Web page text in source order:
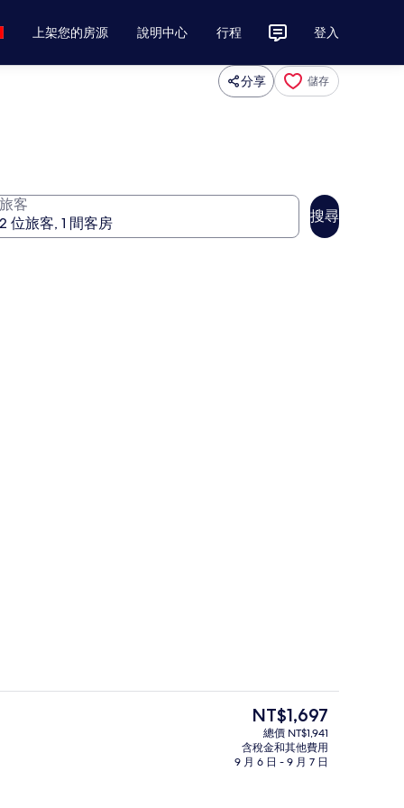
上架您的房源 說明中心 行程 登入
分享 儲存
旅客
搜尋
目
的
價
NT$1,697
總價 NT$1,941
含稅金和其他費用
9 月 6 日 - 9 月 7 日